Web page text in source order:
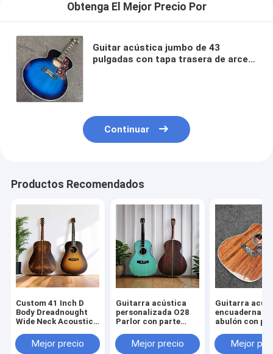
Obtenga El Mejor Precio Por
Guitar acústica jumbo de 43
pulgadas con tapa trasera de arce
Continuar
Productos Recomendados
Custom 41 Inch D
Body Dreadnought
Wide Neck Acoustic
Cocobolo Back Sides
Mejor precio
Guitarra acústica
personalizada O28
Parlor con parte
palisandro macizo
con tuerca de 45 mm
Mejor precio
Guitarra
abulón con
personalizada
6/12 cuerdas
Mejor